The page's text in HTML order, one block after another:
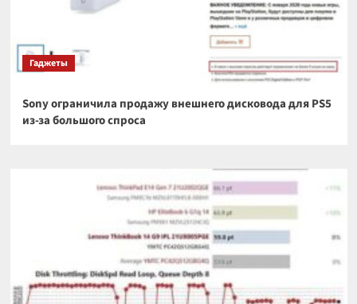
Гаджеты
Sony ограничила продажу внешнего дисковода для PS5
из-за большого спроса